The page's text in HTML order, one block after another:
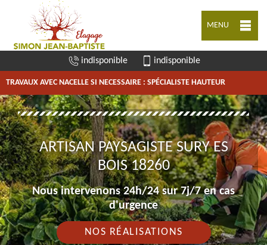
MENU
indisponible indisponible
TRAVAUX AVEC NACELLE SI NECESSAIRE : SPÉCIALISTE HAUTEUR
ARTISAN PAYSAGISTE SURY ES
BOIS 18260
Nous intervenons 24h/24 sur 7j/7 en cas
d'urgence
NOS RÉALISATIONS